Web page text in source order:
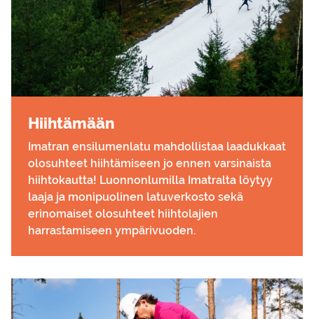
Hiih­tä­mään
Imatran ensilumenlatu mahdollistaa laadukkaat
olosuhteet hiihtämiseen jo ennen varsinaista
hiihtokautta! Luonnonlumilla Imatralta löytyy
laaja ja monipuolinen latuverkosto sekä
erinomaiset olosuhteet hiihtolajien
harrastamiseen ympärivuoden.